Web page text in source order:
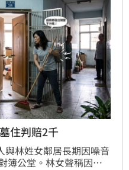
住判賠2千
與林姓女鄰居長期因噪音
簿公堂。林女聲稱因家